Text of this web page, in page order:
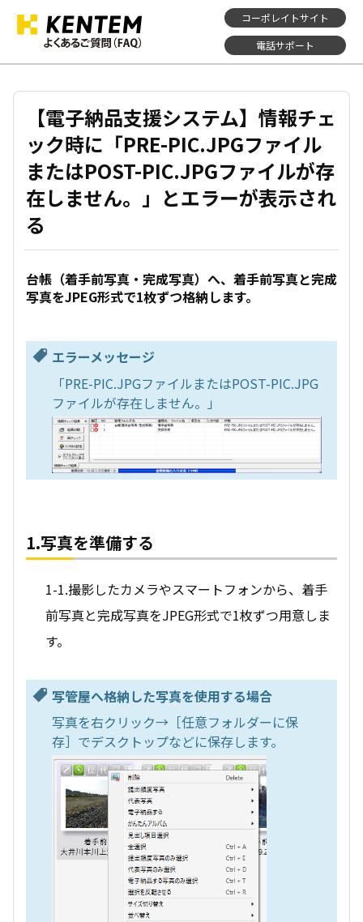
コーポレイトサイト
電話サポート
【電子納品支援システム】情報チェ
ック時に「PRE-PIC.JPGファイル
またはPOST-PIC.JPGファイルが存
在しません。」とエラーが表示され
る
台帳（着手前写真・完成写真）へ、着手前写真と完成
写真をJPEG形式で1枚ずつ格納します。
エラーメッセージ
「PRE-PIC.JPGファイルまたはPOST-PIC.JPG
ファイルが存在しません。」
1.写真を準備する
1-1.撮影したカメラやスマートフォンから、着手
前写真と完成写真をJPEG形式で1枚ずつ用意しま
す。
写管屋へ格納した写真を使用する場合
写真を右クリック→［任意フォルダーに保
存］でデスクトップなどに保存します。